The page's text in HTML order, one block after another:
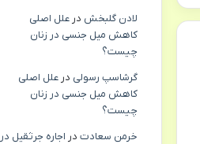
لادن گلبخش در علل اصلی
کاهش میل جنسی در زنان
چیست؟
گرشاسپ رسولی در علل اصلی
کاهش میل جنسی در زنان
چیست؟
خرمن سعادتدر اجاره جرثقیل در